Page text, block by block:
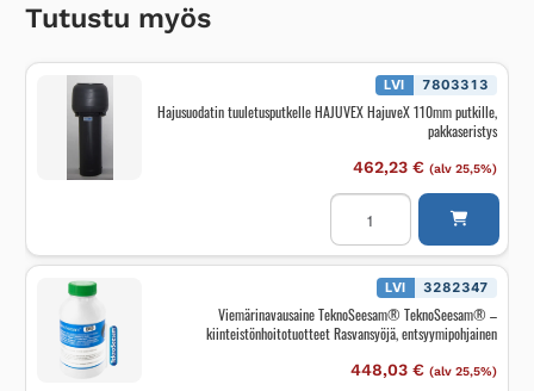
Tutustu myös
LVI 7803313
Hajusuodatin tuuletusputkelle HAJUVEX HajuveX 110mm putkille,
pakkaseristys
462,23 € (alv 25,5%)
Hajusuodatin
tuuletusputkelle
HAJUVEX
HajuveX
110mm
putkille,
pakkaseristys
määrä
LVI 3282347
Viemärinavausaine TeknoSeesam® TeknoSeesam® –
kiinteistönhoitotuotteet Rasvansyöjä, entsyymipohjainen
448,03 € (alv 25,5%)